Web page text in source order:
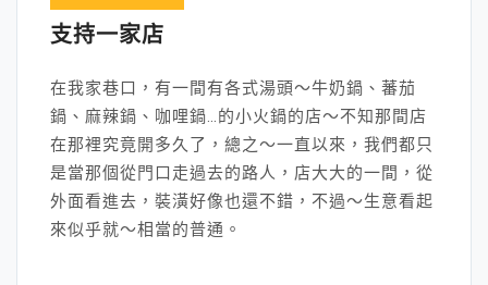
支持一家店
在我家巷口，有一間有各式湯頭～牛奶鍋、蕃茄
鍋、麻辣鍋、咖哩鍋…的小火鍋的店～不知那間店
在那裡究竟開多久了，總之～一直以來，我們都只
是當那個從門口走過去的路人，店大大的一間，從
外面看進去，裝潢好像也還不錯，不過～生意看起
來似乎就～相當的普通。